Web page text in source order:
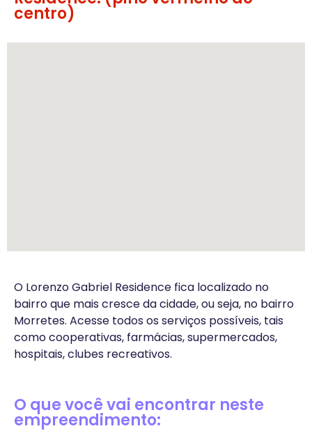
centro)
O Lorenzo Gabriel Residence fica localizado no
bairro que mais cresce da cidade, ou seja, no bairro
Morretes. Acesse todos os serviços possíveis, tais
como cooperativas, farmácias, supermercados,
hospitais, clubes recreativos.
O que você vai encontrar neste
empreendimento: